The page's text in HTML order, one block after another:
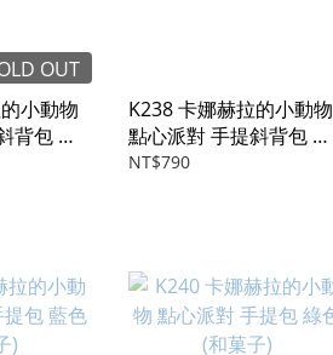
OUT
小動物
背包 卡
K238 卡娜赫拉的小動物
點心派對 手提斜背包 粉
色(和菓子)
NT$790